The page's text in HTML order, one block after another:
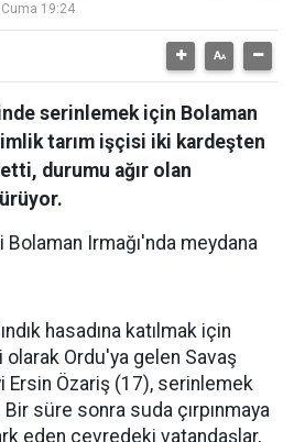
19:24
serinlemek için Bolaman
tarım işçisi iki kardeşten
durumu ağır olan
Irmağı'nda meydana
hasadına katılmak için
Ordu'ya gelen Savaş
Ersin Özariş (17), serinlemek
Bir süre sonra suda çırpınmaya
eden çevredeki vatandaşlar,